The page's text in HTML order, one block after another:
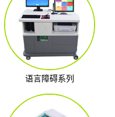
语言障碍系列